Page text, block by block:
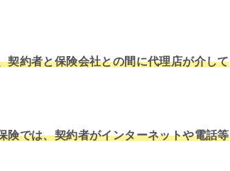
契約者と保険会社との間に代理店が介して
険では、契約者がインターネットや電話等